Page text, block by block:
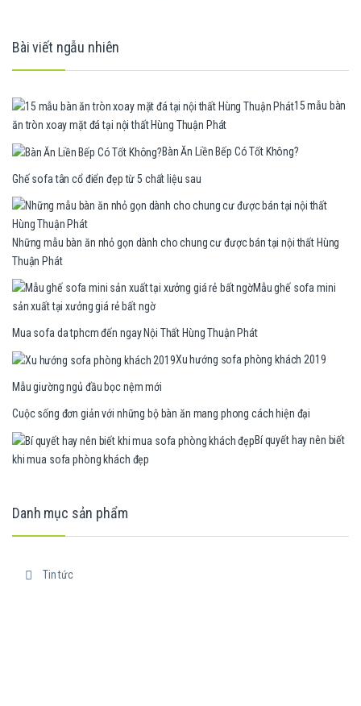
Bài viết ngẫu nhiên
15 mẫu bàn
ăn tròn xoay mặt đá tại nội thất Hùng Thuận Phát
Bàn Ăn Liền Bếp Có Tốt Không?
Ghế sofa tân cổ điển đẹp từ 5 chất liệu sau
Những mẫu bàn ăn nhỏ gọn dành cho chung cư được bán tại nội thất Hùng
Thuận Phát
Mẫu ghế sofa mini
sản xuất tại xưởng giá rẻ bất ngờ
Mua sofa da tphcm đến ngay Nội Thất Hùng Thuận Phát
Xu hướng sofa phòng khách 2019
Mẫu giường ngủ đầu bọc nệm mới
Cuộc sống đơn giản với những bộ bàn ăn mang phong cách hiện đại
Bí quyết hay nên biết
khi mua sofa phòng khách đẹp
Danh mục sản phẩm
Tin tức